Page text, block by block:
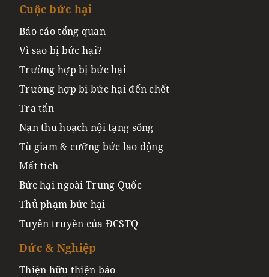
Cuộc bức hại
Báo cáo tổng quan
Vì sao bị bức hại?
Trường hợp bị bức hại
Trường hợp bị bức hại đến chết
Tra tấn
Nạn thu hoạch nội tạng sống
Tù giam & cưỡng bức lao động
Mất tích
Bức hại ngoài Trung Quốc
Thủ phạm bức hại
Tuyên truyền của ĐCSTQ
Đức & Nghiệp
Thiện hữu thiện báo